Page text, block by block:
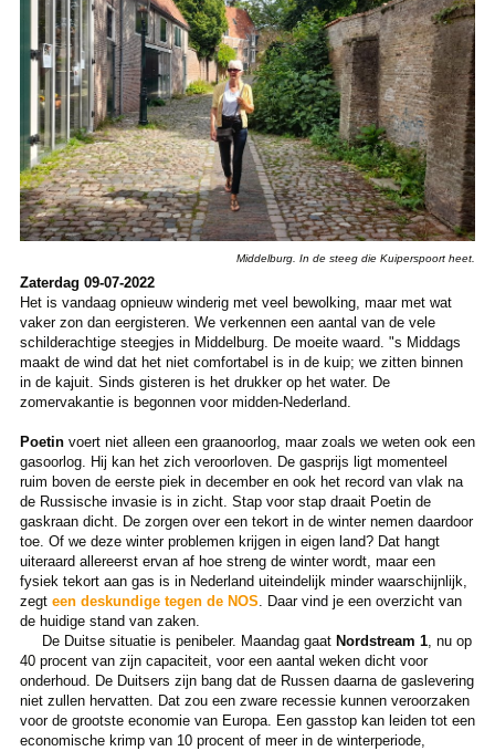
Middelburg. In de steeg die Kuiperspoort heet.
Zaterdag 09-07-2022
Het is vandaag opnieuw winderig met veel bewolking, maar met wat
vaker zon dan eergisteren. We verkennen een aantal van de vele
schilderachtige steegjes in Middelburg. De moeite waard. "s Middags
maakt de wind dat het niet comfortabel is in de kuip; we zitten binnen
in de kajuit. Sinds gisteren is het drukker op het water. De
zomervakantie is begonnen voor midden-Nederland.
Poetinvoert niet alleen een graanoorlog, maar zoals we weten ook een
gasoorlog. Hij kan het zich veroorloven. De gasprijs ligt momenteel
ruim boven de eerste piek in december en ook het record van vlak na
de Russische invasie is in zicht. Stap voor stap draait Poetin de
gaskraan dicht. De zorgen over een tekort in de winter nemen daardoor
toe. Of we deze winter problemen krijgen in eigen land? Dat hangt
uiteraard allereerst ervan af hoe streng de winter wordt, maar een
fysiek tekort aan gas is in Nederland uiteindelijk minder waarschijnlijk,
zegt een deskundige tegen de NOS. Daar vind je een overzicht van
de huidige stand van zaken.
De Duitse situatie is penibeler. Maandag gaat Nordstream 1, nu op
40 procent van zijn capaciteit, voor een aantal weken dicht voor
onderhoud. De Duitsers zijn bang dat de Russen daarna de gaslevering
niet zullen hervatten. Dat zou een zware recessie kunnen veroorzaken
voor de grootste economie van Europa. Een gasstop kan leiden tot een
economische krimp van 10 procent of meer in de winterperiode,